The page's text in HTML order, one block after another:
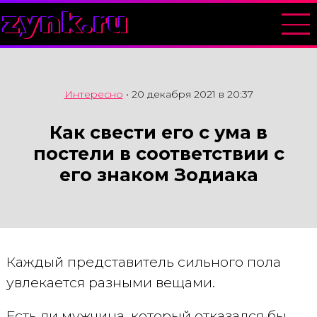
zynk.ru
Интересно • 20 декабря 2021 в 20:37
Как свести его с ума в
постели в соответствии с
его знаком Зодиака
Каждый представитель сильного пола
увлекается разными вещами.